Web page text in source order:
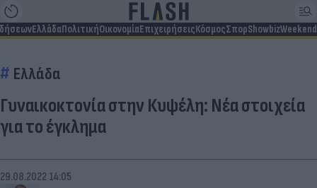
ΕλλάδαΠολιτικήΟικονομίαΕπιχειρήσειςΚόσμοςΣπορShowbizWeekend
Ελλάδα
Γυναικοκτονία στην Κυψέλη: Νέα στοιχεία
για το έγκλημα
29.08.2022 14:05